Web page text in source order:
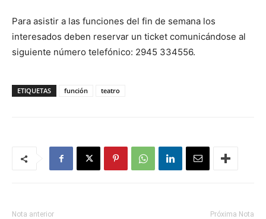
Para asistir a las funciones del fin de semana los
interesados deben reservar un ticket comunicándose al
siguiente número telefónico: 2945 334556.
ETIQUETAS función teatro
Nota anterior Próxima Nota